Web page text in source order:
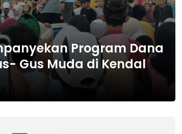
Program Dana
Gus Muda di Kendal